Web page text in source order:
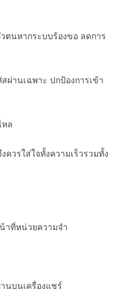
นหากระบบร้องขอ ลดการ
ผ่านเฉพาะ ปกป้องการเข้า
ล
วรใส่ใจทั้งความเร็วรวมทั้ง
าที่หน่วยความจำ
นบนเครื่องแชร์